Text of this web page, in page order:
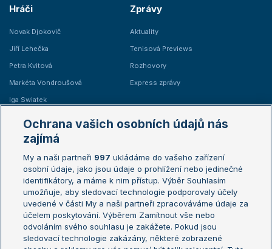
Hráči
Novak Djokovič
Jiří Lehečka
Petra Kvitová
Markéta Vondroušová
Iga Swiatek
Zprávy
Aktuality
Tenisová Previews
Rozhovory
Express zprávy
Žebříčky
Žebříček ATP (muži)
Žebříček WTA (ženy)
Sázkařský žebříček
Australian Open
French Open
Wimbledon
US Open
Turnaj mistrů
Turnaj mistryň
Ochrana vašich osobních údajů nás
zajímá
My a naši partneři 997 ukládáme do vašeho zařízení
osobní údaje, jako jsou údaje o prohlížení nebo jedinečné
identifikátory, a máme k nim přístup. Výběr Souhlasím
umožňuje, aby sledovací technologie podporovaly účely
uvedené v části My a naši partneři zpracováváme údaje za
účelem poskytování. Výběrem Zamítnout vše nebo
odvoláním svého souhlasu je zakážete. Pokud jsou
sledovací technologie zakázány, některé zobrazené